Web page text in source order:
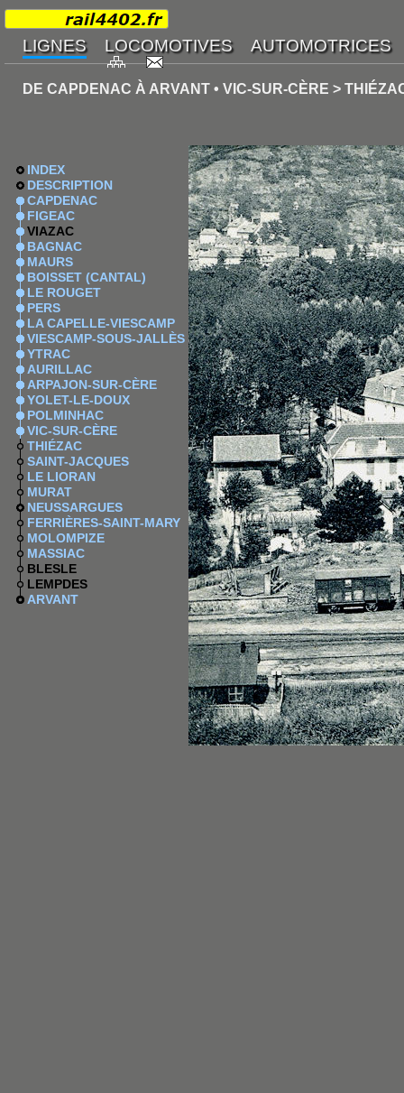
DE CAPDENAC À ARVANT • VIC-SUR-CÈRE >
INDEX
DESCRIPTION
CAPDENAC
FIGEAC
VIAZAC
BAGNAC
MAURS
BOISSET (CANTAL)
LE ROUGET
PERS
LA CAPELLE-VIESCAMP
VIESCAMP-SOUS-JALLÈS
YTRAC
AURILLAC
ARPAJON-SUR-CÈRE
YOLET-LE-DOUX
POLMINHAC
VIC-SUR-CÈRE
THIÉZAC
SAINT-JACQUES
LE LIORAN
MURAT
NEUSSARGUES
FERRIÈRES-SAINT-MARY
MOLOMPIZE
MASSIAC
BLESLE
LEMPDES
ARVANT